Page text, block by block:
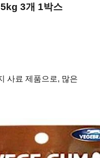
3개 1박스
사료 제품으로, 많은